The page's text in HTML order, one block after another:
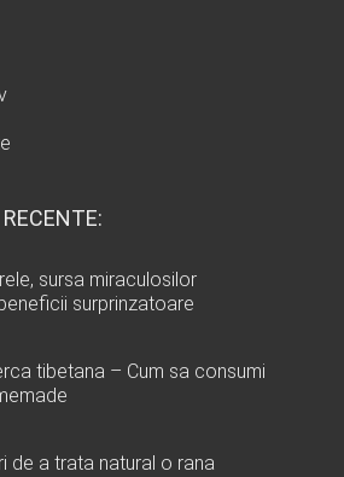
sursa miraculosilor
surprinzatoare
tibetana – Cum sa consumi
de a trata natural o rana